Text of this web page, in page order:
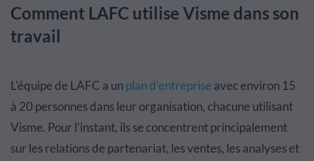
Comment LAFC utilise Visme dans son
travail
L'équipe de LAFC a unplan d’entreprise avec environ 15
à 20 personnes dans leur organisation, chacune utilisant
Visme. Pour l'instant, ils se concentrent principalement
sur les relations de partenariat, les ventes, les analyses et